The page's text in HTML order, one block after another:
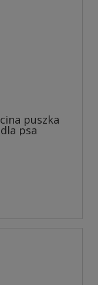
puszka
psa